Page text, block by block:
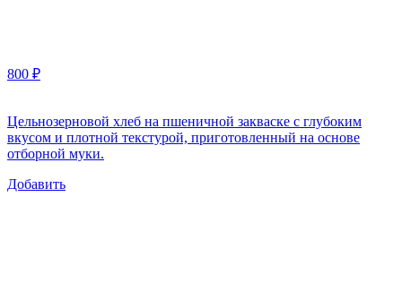
800 ₽
Цельнозерновой хлеб на пшеничной закваске с глубоким
вкусом и плотной текстурой, приготовленный на основе
отборной муки.
Добавить